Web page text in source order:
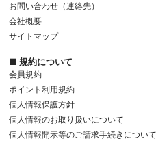
お問い合わせ（連絡先）
会社概要
サイトマップ
■ 規約について
会員規約
ポイント利用規約
個人情報保護方針
個人情報のお取り扱いについて
個人情報開示等のご請求手続きについて